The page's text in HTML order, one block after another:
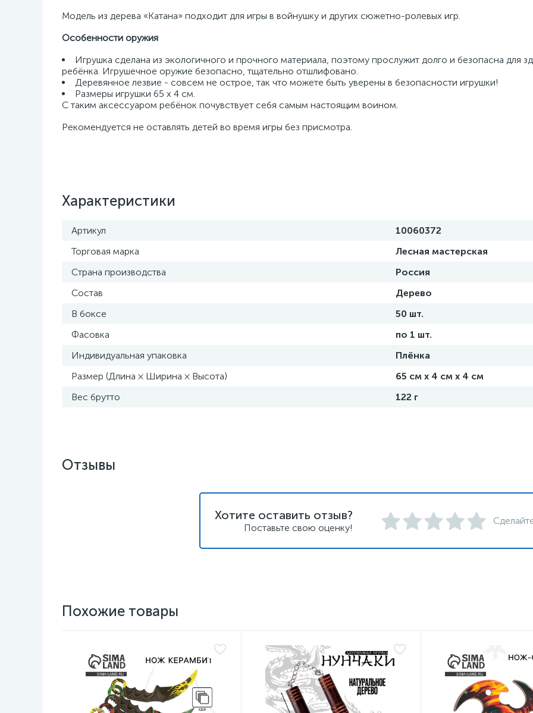
Модель из дерева «Катана» подходит для игры в войнушку и других сюжетно-ролевых игр.
Особенности оружия
Игрушка сделана из экологичного и прочного материала, поэтому прослужит долго и безопасна для
ребёнка. Игрушечное оружие безопасно, тщательно отшлифовано.
Деревянное лезвие - совсем не острое, так что можете быть уверены в безопасности игрушки!
Размеры игрушки 65 х 4 см.
С таким аксессуаром ребёнок почувствует себя самым настоящим воином.
Рекомендуется не оставлять детей во время игры без присмотра.
Характеристики
Артикул
10060372
Торговая марка
Лесная мастерская
Страна производства
Россия
Состав
Дерево
В боксе
50 шт.
Фасовка
по 1 шт.
Индивидуальная упаковка
Плёнка
Размер (Длина × Ширина × Высота)
65 см х 4 см х 4 см
Вес брутто
122 г
Отзывы
Хотите оставить отзыв?
Поставьте свою оценку!
Похожие товары